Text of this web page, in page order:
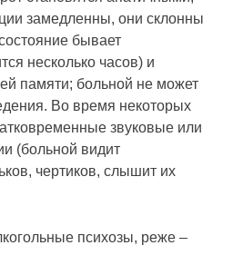
замедленны, они склонны
бывает
несколько часов) и
памяти; больной не может
Во время некоторых
звуковые или
(больной видит
чертиков, слышит их
психозы, реже –